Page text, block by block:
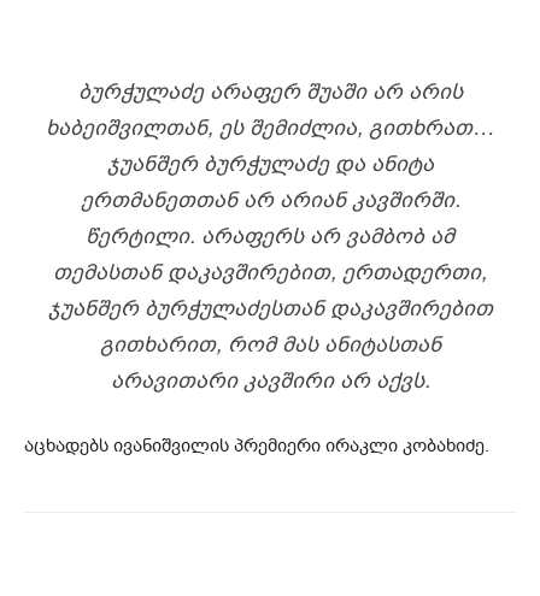
ᲑᲣᲠᲭᲣᲚᲐᲫᲔ ᲐᲠᲐᲤᲔᲠ ᲨᲣᲐᲨᲘ ᲐᲠ ᲐᲠᲘᲡ
ᲮᲐᲑᲔᲘᲨᲕᲘᲚᲗᲐᲜ, ᲔᲡ ᲨᲔᲛᲘᲫᲚᲘᲐ, ᲒᲘᲗᲮᲠᲐᲗ…
ᲯᲣᲐᲜᲨᲔᲠ ᲑᲣᲠᲭᲣᲚᲐᲫᲔ ᲓᲐ ᲐᲜᲘᲢᲐ
ᲔᲠᲗᲛᲐᲜᲔᲗᲗᲐᲜ ᲐᲠ ᲐᲠᲘᲐᲜ ᲙᲐᲕᲨᲘᲠᲨᲘ.
ᲬᲔᲠᲢᲘᲚᲘ. ᲐᲠᲐᲤᲔᲠᲡ ᲐᲠ ᲕᲐᲛᲑᲝᲑ ᲐᲛ
ᲗᲔᲛᲐᲡᲗᲐᲜ ᲓᲐᲙᲐᲕᲨᲘᲠᲔᲑᲘᲗ, ᲔᲠᲗᲐᲓᲔᲠᲗᲘ,
ᲯᲣᲐᲜᲨᲔᲠ ᲑᲣᲠᲭᲣᲚᲐᲫᲔᲡᲗᲐᲜ ᲓᲐᲙᲐᲕᲨᲘᲠᲔᲑᲘᲗ
ᲒᲘᲗᲮᲐᲠᲘᲗ, ᲠᲝᲛ ᲛᲐᲡ ᲐᲜᲘᲢᲐᲡᲗᲐᲜ
ᲐᲠᲐᲕᲘᲗᲐᲠᲘ ᲙᲐᲕᲨᲘᲠᲘ ᲐᲠ ᲐᲥᲕᲡ.
აცხადებს ივანიშვილის პრემიერი ირაკლი კობახიძე.